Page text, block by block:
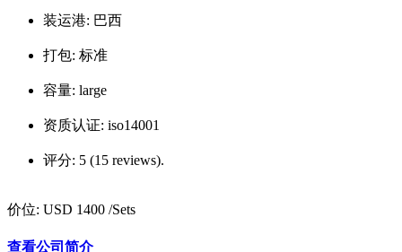
装运港: 巴西
打包: 标准
容量: large
资质认证: iso14001
评分: 5 (15 reviews).
价位: USD 1400 /Sets
查看公司简介